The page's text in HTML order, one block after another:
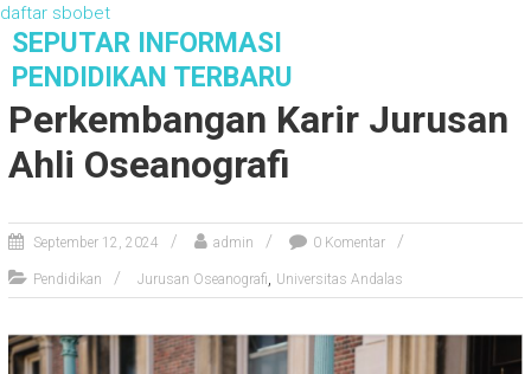
daftar sbobet
o
e
SEPUTAR INFORMASI
PENDIDIKAN TERBARU
Perkembangan Karir Jurusan
Ahli Oseanografi
September 12, 2024 admin 0 Komentar
Pendidikan Jurusan Oseanografi, Universitas Andalas